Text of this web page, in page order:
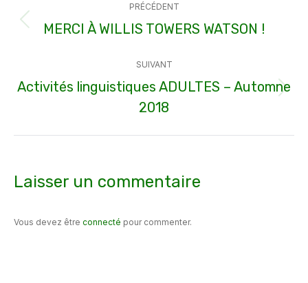
article
PRÉCÉDENT
Article
:
MERCI À WILLIS TOWERS WATSON !
SUIVANT
Article
suivant
:
Activités linguistiques ADULTES – Automne
2018
Laisser un commentaire
Vous devez être connecté pour commenter.